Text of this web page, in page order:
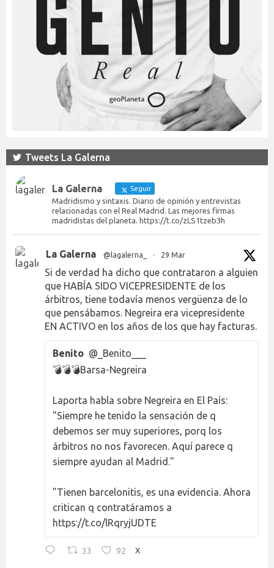
Tweets La Galerna
La Galerna Seguir
Madridismo y sintaxis. Diario de opinión y entrevistas
relacionadas con el Real Madrid. Las mejores firmas
madridistas del planeta. https://t.co/zLS1tzeb3h
La Galerna @lagalerna_ · 29 Mar
Si de verdad ha dicho que contrataron a alguien
que HABÍA SIDO VICEPRESIDENTE de los
árbitros, tiene todavía menos vergüenza de lo
que pensábamos. Negreira era vicepresidente
EN ACTIVO en los años de los que hay facturas.
Benito @_Benito___
💣💣💣Barsa-Negreira
Laporta habla sobre Negreira en El País:
"Siempre he tenido la sensación de q
debemos ser muy superiores, porq los
árbitros no nos favorecen. Aquí parece q
siempre ayudan al Madrid."
"Tienen barcelonitis, es una evidencia. Ahora
critican q contratáramos a
https://t.co/lRqryjUDTE
33 92 X